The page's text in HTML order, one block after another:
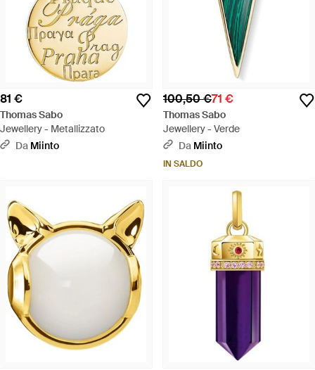
81 €
Thomas Sabo
Jewellery - Metallizzato
Da Miinto
100,50 €71 €
Thomas Sabo
Jewellery - Verde
Da Miinto
IN SALDO